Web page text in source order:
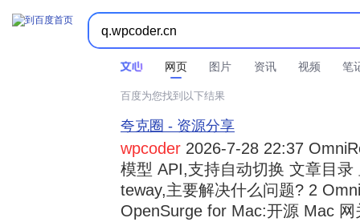
网页 图片 资讯 视频 笔
时间不限  所有网页和文件  站点内检索 
百度为您找到以下结果
夸克圈 - 资源分享
wpcoder 2026-7-28 22:37
模型 API,支持自动切换 文章目
teway,主要解决什么问题? 2
OpenSurge for Mac:开源 Mac